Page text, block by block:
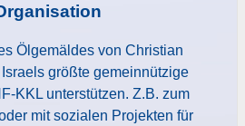
Ölgemäldes von Christian
größte gemeinnützige
KKL unterstützen. Z.B. zum
mit sozialen Projekten für